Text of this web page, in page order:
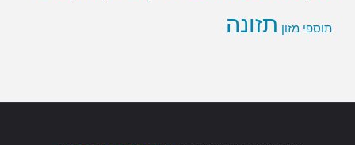
תוספי מזון תזונה